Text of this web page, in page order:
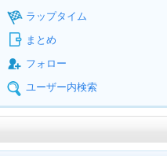
ラップタイム
まとめ
フォロー
ユーザー内検索